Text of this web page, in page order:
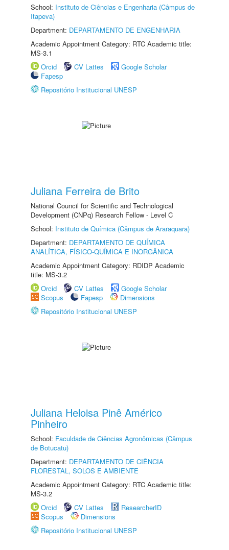
School: Instituto de Ciências e Engenharia (Câmpus de
Itapeva)
Department: DEPARTAMENTO DE ENGENHARIA
Academic Appointment Category: RTC Academic title:
MS-3.1
Orcid
CV Lattes
Google Scholar
Fapesp
Repositório Institucional UNESP
Juliana Ferreira de Brito
National Council for Scientific and Technological
Development (CNPq) Research Fellow - Level C
School: Instituto de Química (Câmpus de Araraquara)
Department: DEPARTAMENTO DE QUÍMICA
ANALÍTICA, FÍSICO-QUÍMICA E INORGÂNICA
Academic Appointment Category: RDIDP Academic
title: MS-3.2
Orcid
CV Lattes
Google Scholar
Scopus
Fapesp
Dimensions
Repositório Institucional UNESP
Juliana Heloisa Pinê Américo
Pinheiro
School: Faculdade de Ciências Agronômicas (Câmpus
de Botucatu)
Department: DEPARTAMENTO DE CIÊNCIA
FLORESTAL, SOLOS E AMBIENTE
Academic Appointment Category: RTC Academic title:
MS-3.2
Orcid
CV Lattes
ResearcherID
Scopus
Dimensions
Repositório Institucional UNESP